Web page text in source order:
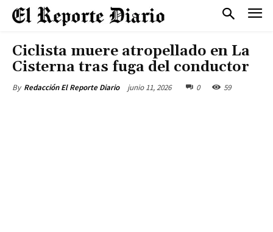
Ciclista muere atropellado en La
Cisterna tras fuga del conductor
By Redacción El Reporte Diario junio 11, 2026 0 59